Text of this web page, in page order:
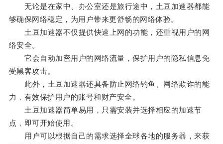
无论是在家中、办公室还是旅行途中，土豆加速器都能
够确保网络稳定，为用户带来更舒畅的网络体验。
土豆加速器不仅提供快速上网的功能，还重视用户的网
络安全。
它会自动加密用户的网络流量，保护用户的隐私信息免
受黑客攻击。
此外，土豆加速器还具备防止网络钓鱼、网络欺诈的能
力，有效保护用户的账号和财产安全。
土豆加速器简单易用，只需安装并选择相应的加速节
点，即可开始使用。
用户可以根据自己的需求选择全球各地的服务器，来获